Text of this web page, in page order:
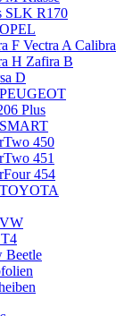
SLK R170
F Vectra A Calibra
H Zafira B
D
Plus
450
451
454
Beetle